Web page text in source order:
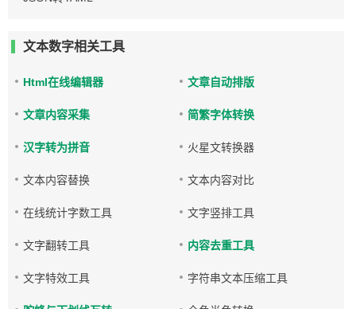
文本数字相关工具
Html在线编辑器 文章自动排版
文章内容采集 简繁字体转换
汉字转为拼音 火星文转换器
文本内容替换 文本内容对比
在线统计字数工具 文字竖排工具
文字翻转工具 内容去重工具
文字特效工具 字符串文本压缩工具